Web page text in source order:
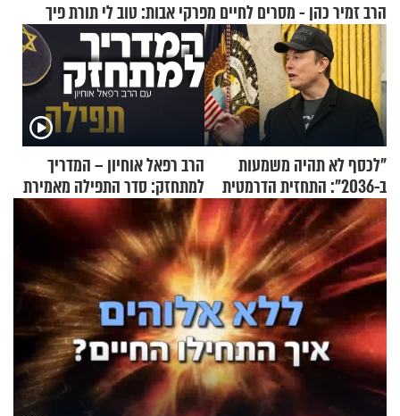
הרב זמיר כהן - מסרים לחיים מפרקי אבות: טוב לי תורת פיך
"לכסף לא תהיה משמעות
ב-2036": התחזית הדרמטית
של אילון מאסק על עתיד
הכלכלה
הרב רפאל אוחיון – המדריך
למתחזק: סדר התפילה מאמירת
הקורבנות ועד קריאת שמע